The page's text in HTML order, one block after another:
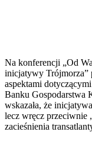
Na konferencji „Od
inicjatywy Trójmorza”
aspektami
Banku Gospodarstwa
wskazała, że
lecz wręcz przeciwnie
zacieśnienia